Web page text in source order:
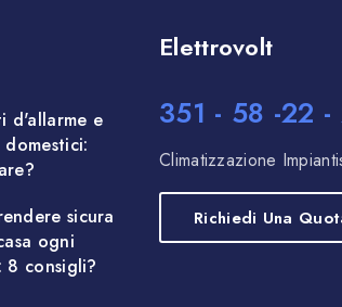
d'allarme e
domestici:
sicura
ogni
8 consigli?
Elettrovolt
351 - 58 -22 -
Climatizzazione
Richiedi Una